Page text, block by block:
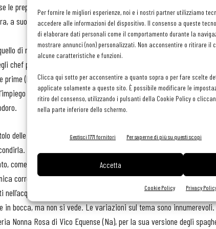
Per fornire le migliori esperienze, noi e i nostri partner utilizziamo
accedere alle informazioni del dispositivo. Il consenso a queste
di elaborare dati personali come il comportamento durante la
mostrare annunci (non) personalizzati. Non acconsentire o ritirare il
alcune caratteristiche e funzioni.
Clicca qui sotto per acconsentire a quanto sopra o per fare scelte
applicate solamente a questo sito. È possibile modificare le
ritiro del consenso, utilizzando i pulsanti della Cookie Policy o
nella parte inferiore dello schermo.
Gestisci 1771 fornitori Per saperne di più su questi scopi
Accetta
Cookie Policy Privacy
preparazioni sono molto complesse poi si perde un po’ il gusto di
a suo parere, facendo un piatto unico, con abbinamenti
di ri-fare al meglio un piatto della tradizione. Come gli
chef più quotati. La tensione verso lo spaghetto perfetto comincia
(la pasta, il pomodoro), il dosaggio al grammo del sale per
di tecniche innovative come, per esempio, quella di cuocere
delle tecniche di cottura. Quasi nessuno, ormai, si limita a buttare
Una delle prime innovazioni è stata quella di “risottare” la
come un risotto, un’estensione della tecnica di rifinire per
correlata è quella di cuocere la pasta in un’infusione.Nico
di pomodoro e conditi in bianco con parmigiano
in bocca, ma non si vede. Le variazioni sul tema sono
Nonna Rosa di Vico Equense (Na), per la sua versione degli